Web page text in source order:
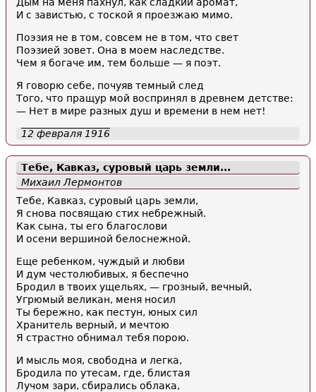
И с завистью, с тоской я проезжаю мимо.
Поэзия не в том, совсем не в том, что свет
Поэзией зовет. Она в моем наследстве.
Чем я богаче им, тем больше — я поэт.
Я говорю себе, почуяв темный след
Того, что пращур мой воспринял в древнем детстве:
— Нет в мире разных душ и времени в нем нет!
12 февраля 1916
Тебе, Кавказ, суровый царь земли...
Михаил Лермонтов
Тебе, Кавказ, суровый царь земли,
Я снова посвящаю стих небрежный.
Как сына, ты его благослови
И осени вершиной белоснежной.
Еще ребенком, чуждый и любви
И дум честолюбивых, я беспечно
Бродил в твоих ущельях, — грозный, вечный,
Угрюмый великан, меня носил
Ты бережно, как пестун, юных сил
Хранитель верный, и мечтою
Я страстно обнимал тебя порою.
И мысль моя, свободна и легка,
Бродила по утесам, где, блистая
Лучом зари, сбирались облака,